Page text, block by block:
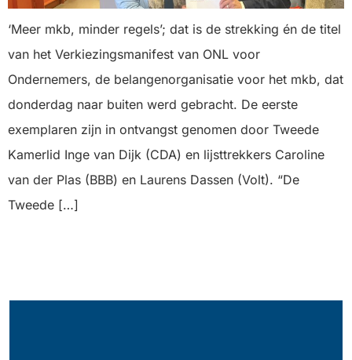
‘Meer mkb, minder regels’; dat is de strekking én de titel
van het Verkiezingsmanifest van ONL voor
Ondernemers, de belangenorganisatie voor het mkb, dat
donderdag naar buiten werd gebracht. De eerste
exemplaren zijn in ontvangst genomen door Tweede
Kamerlid Inge van Dijk (CDA) en lijsttrekkers Caroline
van der Plas (BBB) en Laurens Dassen (Volt). “De
Tweede […]